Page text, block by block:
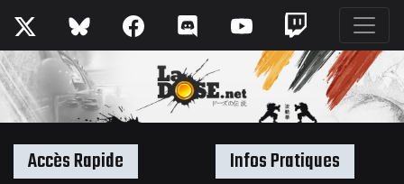
Accès Rapide Infos Pratiques